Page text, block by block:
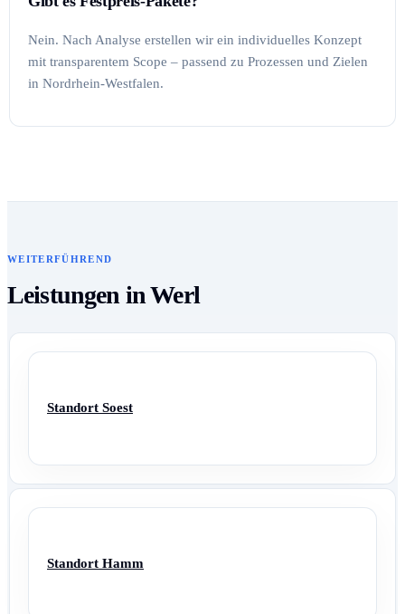
Nein. Nach Analyse erstellen wir ein individuelles Konzept
mit transparentem Scope – passend zu Prozessen und Zielen
in Nordrhein-Westfalen.
WEITERFÜHREND
Leistungen in Werl
Standort Soest
Standort Hamm